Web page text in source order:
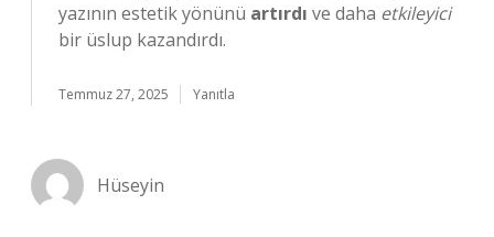
yazının estetik yönünü artırdı ve daha etkileyici
bir üslup kazandırdı.
Temmuz 27, 2025 Yanıtla
Hüseyin